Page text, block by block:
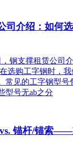
司介绍：如何
，钢支撑租赁公司
选购工字钢时，
常见的工字钢型号
型号无ab之分
锚杆/锚索